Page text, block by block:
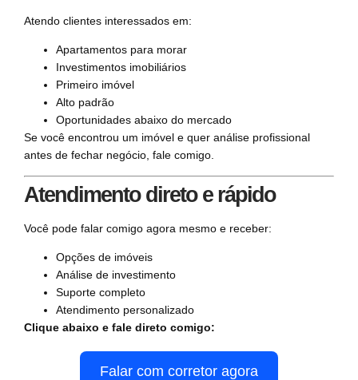
Atendo clientes interessados em:
Apartamentos para morar
Investimentos imobiliários
Primeiro imóvel
Alto padrão
Oportunidades abaixo do mercado
Se você encontrou um imóvel e quer análise profissional
antes de fechar negócio, fale comigo.
Atendimento direto e rápido
Você pode falar comigo agora mesmo e receber:
Opções de imóveis
Análise de investimento
Suporte completo
Atendimento personalizado
Clique abaixo e fale direto comigo:
Falar com corretor agora